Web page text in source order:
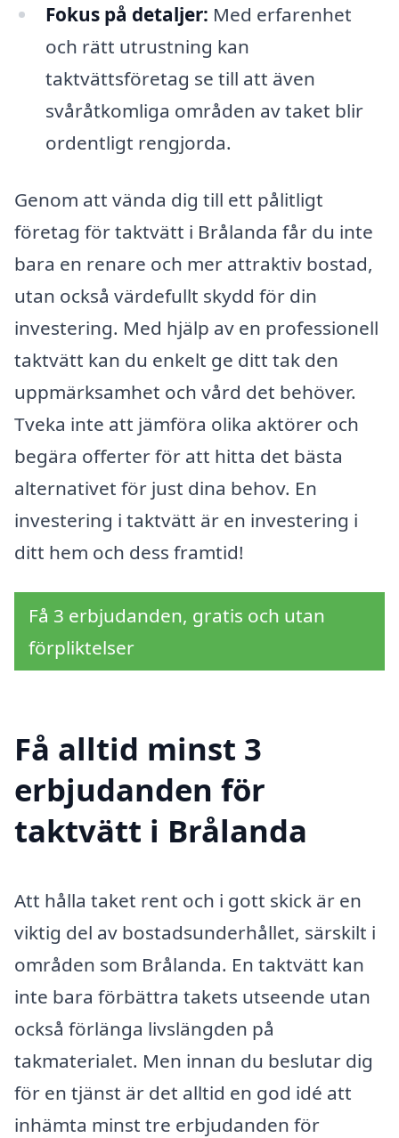
Fokus på detaljer: Med erfarenhet
och rätt utrustning kan
taktvättsföretag se till att även
svåråtkomliga områden av taket blir
ordentligt rengjorda.
Genom att vända dig till ett pålitligt
företag för taktvätt i Brålanda får du inte
bara en renare och mer attraktiv bostad,
utan också värdefullt skydd för din
investering. Med hjälp av en professionell
taktvätt kan du enkelt ge ditt tak den
uppmärksamhet och vård det behöver.
Tveka inte att jämföra olika aktörer och
begära offerter för att hitta det bästa
alternativet för just dina behov. En
investering i taktvätt är en investering i
ditt hem och dess framtid!
Få 3 erbjudanden, gratis och utan
förpliktelser
Få alltid minst 3
erbjudanden för
taktvätt i Brålanda
Att hålla taket rent och i gott skick är en
viktig del av bostadsunderhållet, särskilt i
områden som Brålanda. En taktvätt kan
inte bara förbättra takets utseende utan
också förlänga livslängden på
takmaterialet. Men innan du beslutar dig
för en tjänst är det alltid en god idé att
inhämta minst tre erbjudanden för